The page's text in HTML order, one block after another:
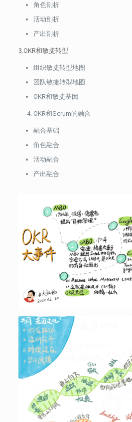
角色剖析
活动剖析
产出剖析
3.OKR和敏捷转型
组织敏捷转型地图
团队敏捷转型地图
OKR和敏捷基因
OKR和Scrum的融合
融合基础
角色融合
活动融合
产出融合